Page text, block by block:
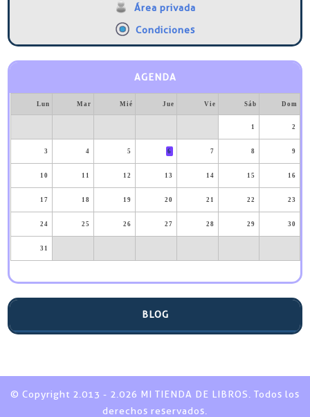
Área privada
Condiciones
AGENDA
Lun Mar Mié Jue Vie Sáb Dom
1 2
3 4 5 6 7 8 9
10 11 12 13 14 15 16
17 18 19 20 21 22 23
24 25 26 27 28 29 30
31
BLOG
© Copyright 2.013 - 2.026 MI TIENDA DE LIBROS. Todos los
derechos reservados.